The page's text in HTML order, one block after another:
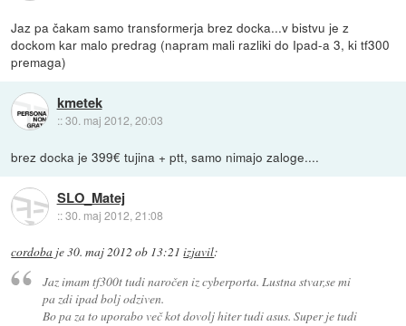
Jaz pa čakam samo transformerja brez docka...v bistvu je z
dockom kar malo predrag (napram mali razliki do Ipad-a 3, ki tf300
premaga)
kmetek
::30. maj 2012, 20:03
brez docka je 399€ tujina + ptt, samo nimajo zaloge....
SLO_Matej
::30. maj 2012, 21:08
cordoba je30. maj 2012 ob 13:21 izjavil:
Jaz imam tf300t tudi naročen iz cyberporta. Lustna stvar,se mi
pa zdi ipad bolj odziven.
Bo pa za to uporabo več kot dovolj hiter tudi asus. Super je tudi